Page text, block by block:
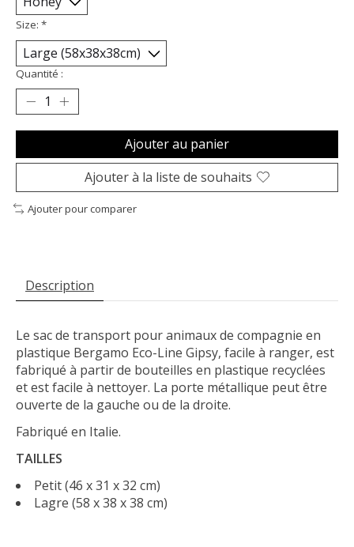
Size: *
Quantité :
Ajouter au panier
Ajouter à la liste de souhaits
Ajouter pour comparer
Description
Le sac de transport pour animaux de compagnie en
plastique Bergamo Eco-Line Gipsy, facile à ranger, est
fabriqué à partir de bouteilles en plastique recyclées
et est facile à nettoyer. La porte métallique peut être
ouverte de la gauche ou de la droite.
Fabriqué en Italie.
TAILLES
Petit (46 x 31 x 32 cm)
Lagre (58 x 38 x 38 cm)